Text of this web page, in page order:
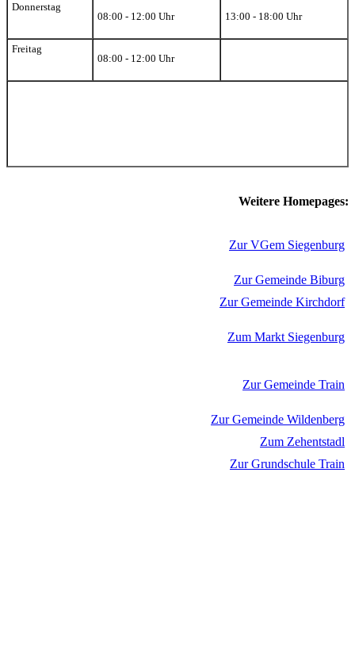
Donnerstag
08:00 - 12:00 Uhr
13:00 - 18:00 Uhr
Freitag
08:00 - 12:00 Uhr
Weitere Homepages:
Zur VGem Siegenburg
Zur Gemeinde Biburg
Zur Gemeinde Kirchdorf
Zum Markt Siegenburg
Zur Gemeinde Train
Zur Gemeinde Wildenberg
Zum Zehentstadl
Zur Grundschule Train